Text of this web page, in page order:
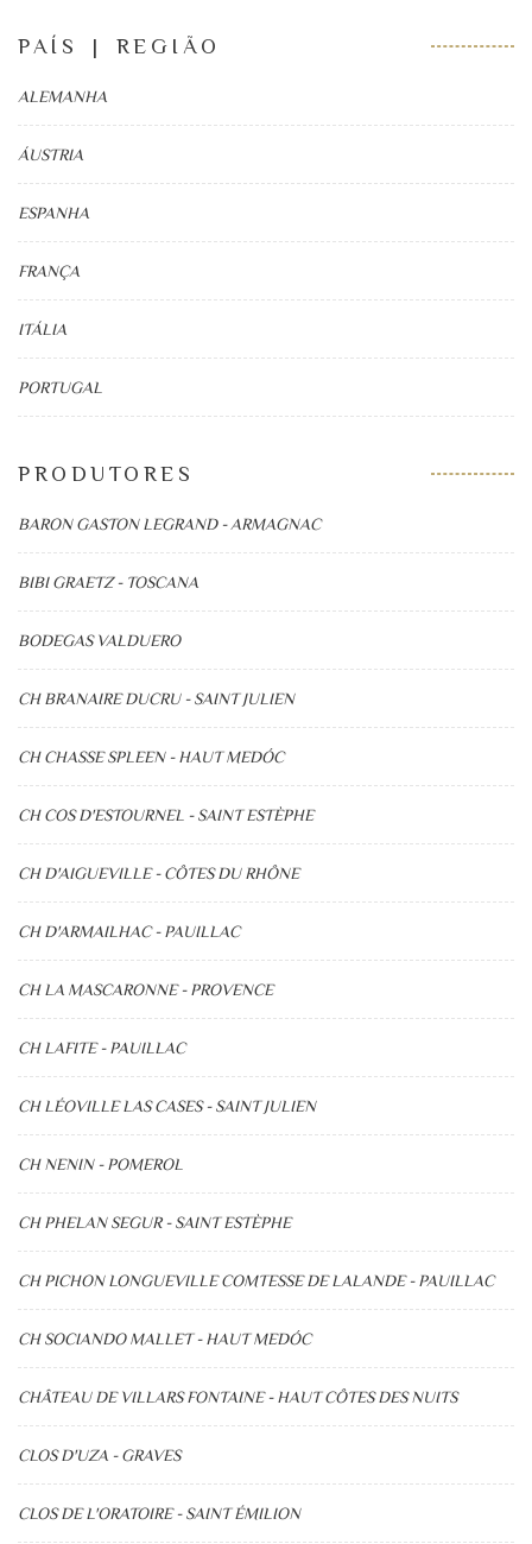
PAÍS | REGIÃO
ALEMANHA
ÁUSTRIA
ESPANHA
FRANÇA
ITÁLIA
PORTUGAL
PRODUTORES
BARON GASTON LEGRAND - ARMAGNAC
BIBI GRAETZ - TOSCANA
BODEGAS VALDUERO
CH BRANAIRE DUCRU - SAINT JULIEN
CH CHASSE SPLEEN - HAUT MEDÓC
CH COS D'ESTOURNEL - SAINT ESTÈPHE
CH D'AIGUEVILLE - CÔTES DU RHÔNE
CH D'ARMAILHAC - PAUILLAC
CH LA MASCARONNE - PROVENCE
CH LAFITE - PAUILLAC
CH LÉOVILLE LAS CASES - SAINT JULIEN
CH NENIN - POMEROL
CH PHELAN SEGUR - SAINT ESTÈPHE
CH PICHON LONGUEVILLE COMTESSE DE LALANDE - PAUILLAC
CH SOCIANDO MALLET - HAUT MEDÓC
CHÂTEAU DE VILLARS FONTAINE - HAUT CÔTES DES NUITS
CLOS D'UZA - GRAVES
CLOS DE L'ORATOIRE - SAINT ÉMILION